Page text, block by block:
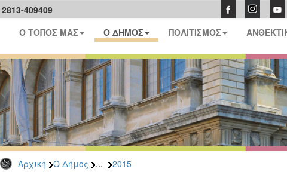
409409
Ο ΤΟΠΟΣ ΜΑΣ Ο ΔΗΜΟΣ ΠΟΛΙΤΙΣΜΟΣ
Αρχική Ο Δήμος ... 2015